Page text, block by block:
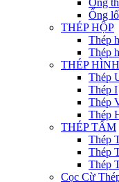
Ống
Ống
THÉP HỘP
Thép
Thép
THÉP HÌNH
Thép
Thép I
Thép
Thép
THÉP TẤM
Thép
Thép
Thép
Cọc Cừ